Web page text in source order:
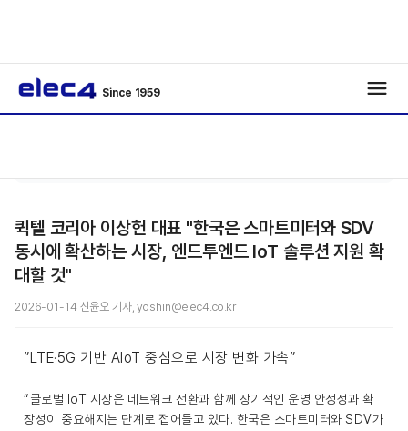
Since 1959
퀵텔 코리아 이상헌 대표 "한국은 스마트미터와 SDV
동시에 확산하는 시장, 엔드투엔드 IoT 솔루션 지원 확
대할 것"
2026-01-14 신윤오 기자, yoshin@elec4.co.kr
”LTE·5G 기반 AIoT 중심으로 시장 변화 가속”
“글로벌 IoT 시장은 네트워크 전환과 함께 장기적인 운영 안정성과 확
장성이 중요해지는 단계로 접어들고 있다. 한국은 스마트미터와 SDV가